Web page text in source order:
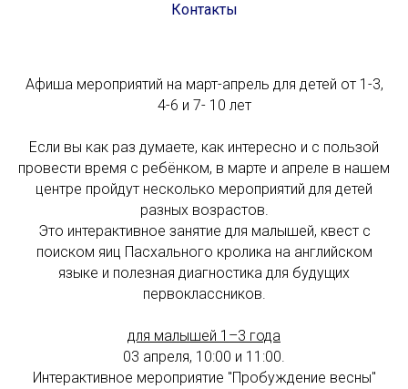
Контакты
Афиша мероприятий на март-апрель для детей от 1-3,
4-6 и 7- 10 лет
Если вы как раз думаете, как интересно и с пользой
провести время с ребёнком, в марте и апреле в нашем
центре пройдут несколько мероприятий для детей
разных возрастов.
Это интерактивное занятие для малышей, квест с
поиском яиц Пасхального кролика на английском
языке и полезная диагностика для будущих
первоклассников.
для малышей 1–3 года
03 апреля, 10:00 и 11:00.
Интерактивное мероприятие "Пробуждение весны"